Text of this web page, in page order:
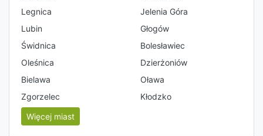
Legnica
Jelenia Góra
Lubin
Głogów
Świdnica
Bolesławiec
Oleśnica
Dzierżoniów
Bielawa
Oława
Zgorzelec
Kłodzko
Więcej miast